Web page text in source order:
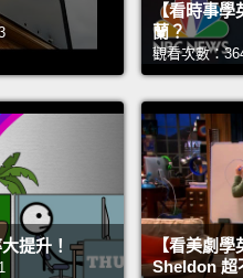
【看時事
蘭？
觀看次數：
提升！
【看美劇
Sheldon 超